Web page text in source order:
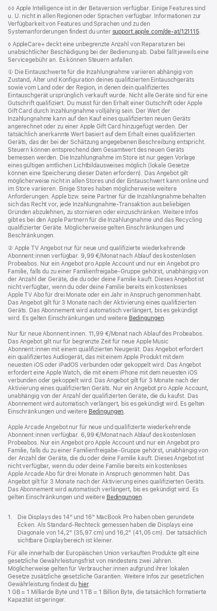
neues
Fenster)
Fußnote
◊◊ Apple Intelligence ist in der Betaversion verfügbar. Einige Features sind
u. U. nicht in allen Regionen oder Sprachen verfügbar. Informationen zur
Verfügbarkeit von Features und Sprachen und zu den
Systemanforderungen findest du unter support.apple.com/de-at/121115.
Fußnote
◊ AppleCare+ deckt eine unbegrenzte Anzahl von Reparaturen bei
unabsichtlicher Beschädigung bei der Bedienung ab. Dabei fällt jeweils eine
Servicegebühr an. Es können Steuern anfallen.
Fußnote
① Die Eintauschwerte für die Inzahlungnahme variieren abhängig von
Zustand, Alter und Konfiguration deines qualifizierten Eintauschgeräts
sowie vom Land oder der Region, in denen dein qualifiziertes
Eintauschgerät ursprünglich verkauft wurde. Nicht alle Geräte sind für eine
Gutschrift qualifiziert. Du musst für den Erhalt einer Gutschrift oder Apple
Gift Card durch Inzahlungnahme volljährig sein. Der Wert der
Inzahlungnahme kann auf den Kauf eines qualifizierten neuen Geräts
angerechnet oder zu einer Apple Gift Card hinzugefügt werden. Der
tatsächlich anerkannte Wert basiert auf dem Erhalt eines qualifizierten
Geräts, das der bei der Schätzung angegebenen Beschreibung entspricht.
Steuern können entsprechend dem Gesamtwert des neuen Geräts
bemessen werden. Die Inzahlungnahme im Store ist nur gegen Vorlage
eines gültigen amtlichen Lichtbildausweises möglich (lokale Gesetze
können eine Speicherung dieser Daten erfordern). Das Angebot gilt
möglicherweise nicht in allen Stores und der Eintauschwert kann online und
im Store variieren. Einige Stores haben möglicherweise weitere
Anforderungen. Apple bzw. seine Partner für die Inzahlungnahme behalten
sich das Recht vor, jede Inzahlungnahme-Transaktion aus beliebigen
Gründen abzulehnen, zu stornieren oder einzuschränken. Weitere Infos
gibt es bei den Apple Partnern für die Inzahlungnahme und das Recycling
qualifizierter Geräte. Möglicherweise gelten Einschränkungen und
Beschränkungen.
Fußnote
② Apple TV Angebot nur für neue und qualifizierte wiederkehrende
Abonnent:innen verfügbar. 9,99 €/Monat nach Ablauf des kostenlosen
Probeabos. Nur ein Angebot pro Apple Account und nur ein Angebot pro
Familie, falls du zu einer Familienfreigabe-Gruppe gehörst, unabhängig von
der Anzahl der Geräte, die du oder deine Familie kauft. Dieses Angebot ist
nicht verfügbar, wenn du oder deine Familie bereits ein kostenloses
Apple TV Abo für drei Monate oder ein Jahr in Anspruch genommen habt.
Das Angebot gilt für 3 Monate nach der Aktivierung eines qualifizierten
Geräts. Das Abonnement wird automatisch verlängert, bis es gekündigt
wird. Es gelten Einschränkungen und weitere Bedingungen
Nur für neue Abonnent:innen. 11,99 €/Monat nach Ablauf des Probeabos.
Das Angebot gilt nur für begrenzte Zeit für neue Apple Music
Abonnent:innen mit einem qualifizierten Neugerät. Das Angebot erfordert
ein qualifiziertes Audiogerät, das mit einem Apple Produkt mit dem
neuesten iOS oder iPadOS verbunden oder gekoppelt wird. Das Angebot
erfordert eine Apple Watch, die mit einem iPhone mit dem neuesten iOS
verbunden oder gekoppelt wird. Das Angebot gilt für 3 Monate nach der
Aktivierung eines qualifizierten Geräts. Nur ein Angebot pro Apple Account,
unabhängig von der Anzahl der qualifizierten Geräte, die du kaufst. Das
Abonnement wird automatisch verlängert, bis es gekündigt wird. Es gelten
Einschränkungen und weitere Bedingungen
Apple Arcade Angebot nur für neue und qualifizierte wiederkehrende
Abonnent:innen verfügbar. 6,99 €/Monat nach Ablauf des kostenlosen
Probeabos. Nur ein Angebot pro Apple Account und nur ein Angebot pro
Familie, falls du zu einer Familienfreigabe-Gruppe gehörst, unabhängig von
der Anzahl der Geräte, die du oder deine Familie kauft. Dieses Angebot ist
nicht verfügbar, wenn du oder deine Familie bereits ein kostenloses
Apple Arcade Abo für drei Monate in Anspruch genommen habt. Das
Angebot gilt für 3 Monate nach der Aktivierung eines qualifizierten Geräts.
Das Abonnement wird automatisch verlängert, bis es gekündigt wird. Es
gelten Einschränkungen und weitere Bedingungen
Fußnote
1.
Die Displays des 14" und 16" MacBook Pro haben oben gerundete
Ecken. Als Standard-Rechteck gemessen haben die Displays eine
Diagonale von 14,2" (35,97 cm) und 16,2" (41,05 cm). Der tatsächlich
sichtbare Displaybereich ist kleiner.
Für alle innerhalb der Europäischen Union verkauften Produkte gilt eine
gesetzliche Gewährleistungsfrist von mindestens zwei Jahren.
Möglicherweise gelten für Verbraucher:innen aufgrund ihrer lokalen
Gesetze zusätzliche gesetzliche Garantien. Weitere Infos zur gesetzlichen
Gewährleistung findest du hier.
1 GB = 1 Milliarde Byte und 1 TB = 1 Billion Byte, die tatsächlich formatierte
Kapazität ist geringer.